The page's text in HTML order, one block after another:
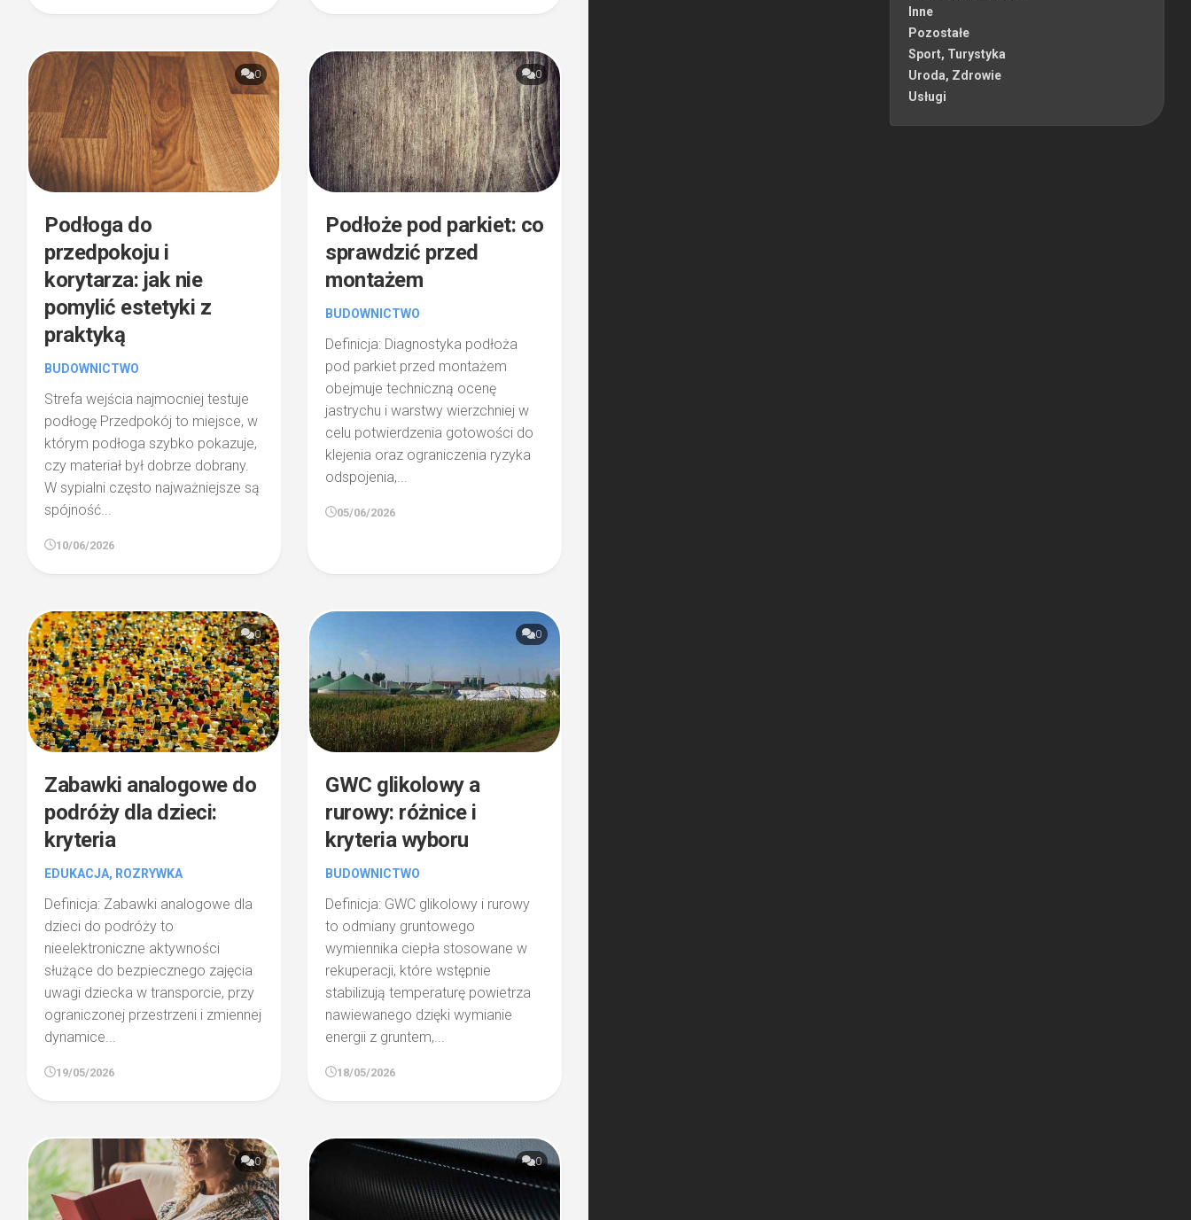
0
Podłoga do
przedpokoju i
korytarza: jak nie
pomylić estetyki z
praktyką
BUDOWNICTWO
Strefa wejścia najmocniej testuje
podłogę Przedpokój to miejsce, w
którym podłoga szybko pokazuje,
czy materiał był dobrze dobrany.
W sypialni często najważniejsze są
spójność...
10/06/2026
0
Podłoże pod parkiet: co
sprawdzić przed
montażem
BUDOWNICTWO
Definicja: Diagnostyka podłoża
pod parkiet przed montażem
obejmuje techniczną ocenę
jastrychu i warstwy wierzchniej w
celu potwierdzenia gotowości do
klejenia oraz ograniczenia ryzyka
odspojenia,...
05/06/2026
0
Zabawki analogowe do
podróży dla dzieci:
kryteria
EDUKACJA, ROZRYWKA
Definicja: Zabawki analogowe dla
dzieci do podróży to
nieelektroniczne aktywności
służące do bezpiecznego zajęcia
uwagi dziecka w transporcie, przy
ograniczonej przestrzeni i zmiennej
dynamice...
19/05/2026
0
GWC glikolowy a
rurowy: różnice i
kryteria wyboru
BUDOWNICTWO
Definicja: GWC glikolowy i rurowy
to odmiany gruntowego
wymiennika ciepła stosowane w
rekuperacji, które wstępnie
stabilizują temperaturę powietrza
nawiewanego dzięki wymianie
energii z gruntem,...
18/05/2026
0 0
Inne
Pozostałe
Sport, Turystyka
Uroda, Zdrowie
Usługi